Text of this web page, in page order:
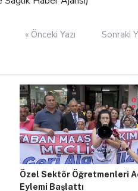
« Önceki Yazı Sonraki
Özel Sektör Öğretmenleri
Eylemi Başlattı